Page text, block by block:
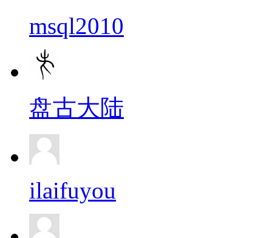
msql2010
盘古大陆
ilaifuyou